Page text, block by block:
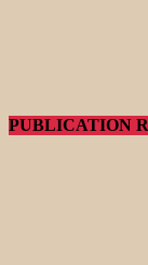
PUBLICATION